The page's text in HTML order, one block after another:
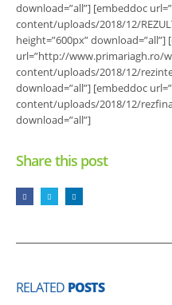
download=”all”] [embeddoc
content/uploads/2018/12/
height=”600px” download=”all”]
url=”http://www.primariagh.ro/
content/uploads/2018/12/
download=”all”] [embeddoc
content/uploads/2018/12/
download=”all”]
Share this post
RELATED POSTS